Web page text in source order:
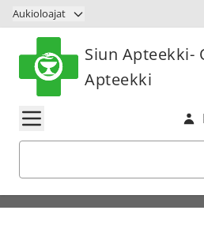
Siirry sisältöön
Aukioloajat
Siun Apteekki-
Apteekki